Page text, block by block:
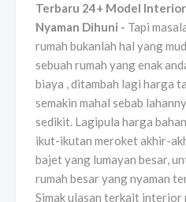
Terbaru 24+ Model
Nyaman Dihuni - Tapi
rumah bukanlah hal yang
sebuah rumah yang enak
biaya , ditambah lagi harga
semakin mahal sebab
sedikit. Lagipula harga
ikut-ikutan meroket akhir-
bajet yang lumayan besar,
rumah besar yang nyaman
Simak ulasan terkait interior